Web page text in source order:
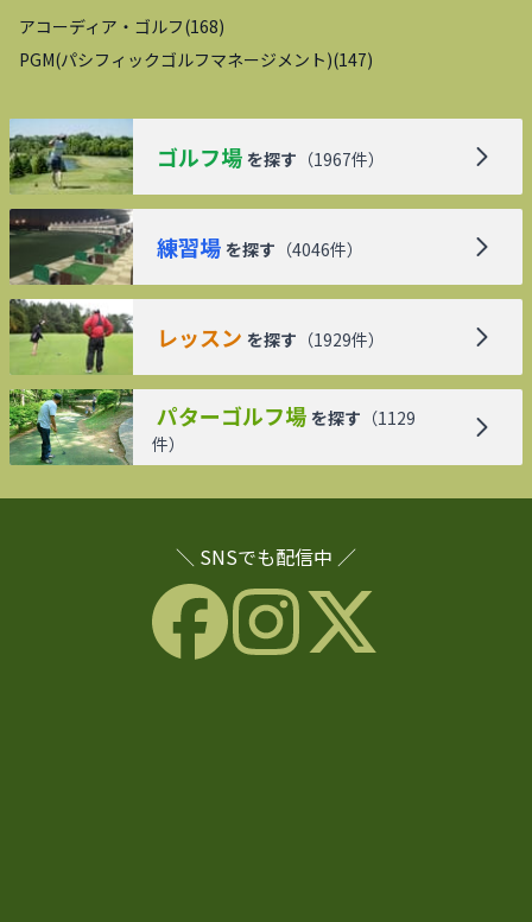
アコーディア・ゴルフ(168)
PGM(パシフィックゴルフマネージメント)(147)
ゴルフ場 を探す （1967件）
練習場 を探す （4046件）
レッスン を探す （1929件）
パターゴルフ場 を探す （1129
件）
＼ SNSでも配信中 ／